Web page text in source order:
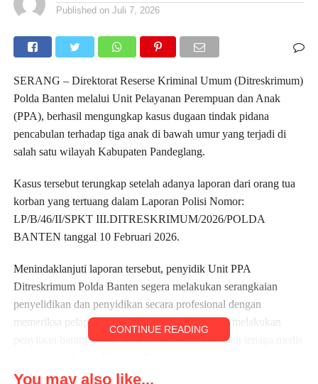
Published on Juli 7, 2026
SERANG – Direktorat Reserse Kriminal Umum (Ditreskrimum)
Polda Banten melalui Unit Pelayanan Perempuan dan Anak
(PPA), berhasil mengungkap kasus dugaan tindak pidana
pencabulan terhadap tiga anak di bawah umur yang terjadi di
salah satu wilayah Kabupaten Pandeglang.
Kasus tersebut terungkap setelah adanya laporan dari orang tua
korban yang tertuang dalam Laporan Polisi Nomor:
LP/B/46/II/SPKT III.DITRESKRIMUM/2026/POLDA
BANTEN tanggal 10 Februari 2026.
Menindaklanjuti laporan tersebut, penyidik Unit PPA
Ditreskrimum Polda Banten segera melakukan serangkaian
penyelidikan dan penyidikan secara profesional dengan
memeriksa pelapor, para korban, sejumlah saksi, melakukan
penyitaan barang bukti, serta berkoordinasi dengan tenaga medis
CONTINUE READING
You may also like...